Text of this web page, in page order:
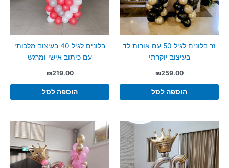
זר בלונים לגיל 50 עם אורות לד
בעיצוב יוקרתי
₪259.00
הוספה לסל
בלונים לגיל 40 בעיצוב מלכותי
עם כיתוב אישי ומרגש
₪219.00
הוספה לסל